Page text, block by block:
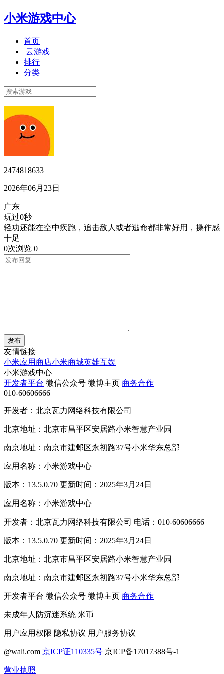
小米游戏中心
首页
云游戏
排行
分类
2474818633
2026年06月23日
广东
玩过0秒
轻功还能在空中疾跑，追击敌人或者逃命都非常好用，操作感
十足
0次浏览 0
发布
友情链接
小米应用商店小米商城英雄互娱
小米游戏中心
开发者平台 微信公众号 微博主页 商务合作
010-60606666
开发者：北京瓦力网络科技有限公司
北京地址：北京市昌平区安居路小米智慧产业园
南京地址：南京市建邺区永初路37号小米华东总部
应用名称：小米游戏中心
版本：13.5.0.70 更新时间：2025年3月24日
应用名称：小米游戏中心
开发者：北京瓦力网络科技有限公司 电话：010-60606666
版本：13.5.0.70 更新时间：2025年3月24日
北京地址：北京市昌平区安居路小米智慧产业园
南京地址：南京市建邺区永初路37号小米华东总部
开发者平台 微信公众号 微博主页 商务合作
未成年人防沉迷系统 米币
用户应用权限 隐私协议 用户服务协议
@wali.com 京ICP证110335号 京ICP备17017388号-1
营业执照